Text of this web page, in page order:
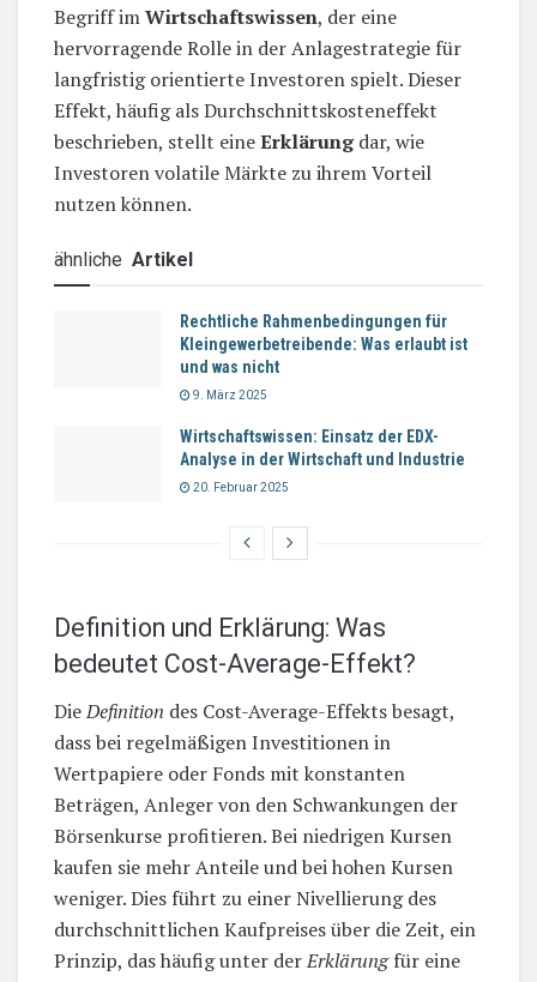
Begriff imWirtschaftswissen, der eine
hervorragende Rolle in der Anlagestrategie für
langfristig orientierte Investoren spielt. Dieser
Effekt, häufig als Durchschnittskosteneffekt
beschrieben, stellt eineErklärungdar, wie
Investoren volatile Märkte zu ihrem Vorteil
nutzen können.
ähnliche Artikel
Rechtliche Rahmenbedingungen für
Kleingewerbetreibende: Was erlaubt ist
und was nicht
9. März 2025
Wirtschaftswissen: Einsatz der EDX-
Analyse in der Wirtschaft und Industrie
20. Februar 2025
Definition und Erklärung: Was
bedeutet Cost-Average-Effekt?
DieDefinition des Cost-Average-Effekts besagt,
dass bei regelmäßigen Investitionen in
Wertpapiere oder Fonds mit konstanten
Beträgen, Anleger von den Schwankungen der
Börsenkurse profitieren. Bei niedrigen Kursen
kaufen sie mehr Anteile und bei hohen Kursen
weniger. Dies führt zu einer Nivellierung des
durchschnittlichen Kaufpreises über die Zeit, ein
Prinzip, das häufig unter derErklärungfür eine